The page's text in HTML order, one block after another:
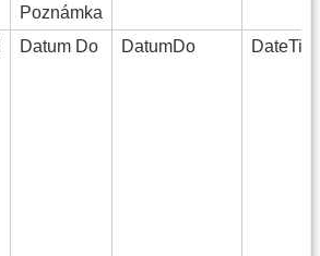
Poznámka
Datum Do DatumDo